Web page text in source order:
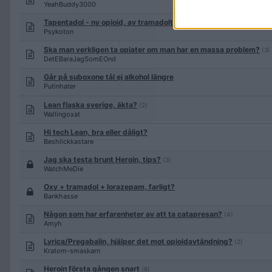
YeahBuddy3000
Tapentadol - ny opioid, av tramadoltyp
Psykoton
Ska man verkligen ta opiater om man har en massa problem? (3)
DetEBaraJagSomEOnd
Går på suboxone tål ej alkohol längre
Putinhater
Lean flaska sverige, äkta? (2)
Wallingoxat
Hi tech Lean, bra eller dåligt?
Beshlickkastare
Jag ska testa brunt Heroin, tips? (3)
WatchMeDie
Oxy + tramadol + lorazepam, farligt?
Bankhasse
Någon som har erfarenheter av att ta catapresan? (4)
Amyh
Lyrica/Pregabalin, hjälper det mot opioidavtändning? (2)
Kratom-smaskarn
Heroin första gången snart (8)